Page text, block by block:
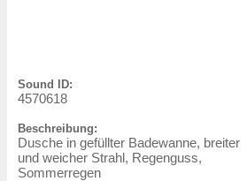
Sound ID:
4570618
Beschreibung:
Dusche in gefüllter Badewanne, breiter
und weicher Strahl, Regenguss,
Sommerregen